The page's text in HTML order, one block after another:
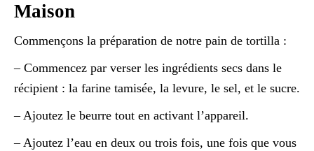
Maison
Commençons la préparation de notre pain de tortilla :
– Commencez par verser les ingrédients secs dans le
récipient : la farine tamisée, la levure, le sel, et le sucre.
– Ajoutez le beurre tout en activant l’appareil.
– Ajoutez l’eau en deux ou trois fois, une fois que vous